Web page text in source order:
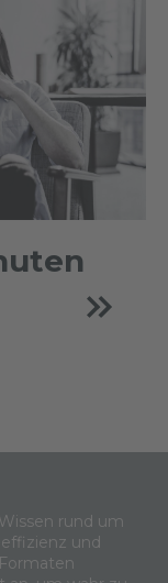
rund um
und